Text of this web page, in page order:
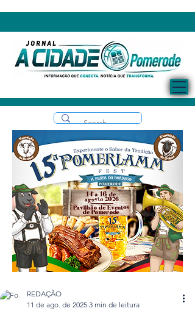
REDAÇÃO
11 de ago. de 2025 3 min de leitura